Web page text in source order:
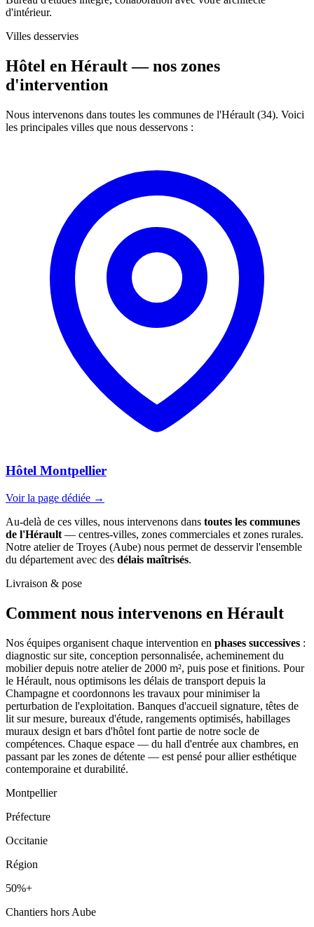
d'intérieur.
Villes desservies
Hôtel en Hérault —nos zones
d'intervention
Nous intervenons dans toutes les communes de l'Hérault (34). Voici
les principales villes que nous desservons :
Hôtel Montpellier
Voir la page dédiée →
Au-delà de ces villes, nous intervenons dans toutes les communes
de l'Hérault — centres-villes, zones commerciales et zones rurales.
Notre atelier de Troyes (Aube) nous permet de desservir l'ensemble
du département avec des délais maîtrisés.
Livraison & pose
Comment nous intervenons en Hérault
Nos équipes organisent chaque intervention en phases successives :
diagnostic sur site, conception personnalisée, acheminement du
mobilier depuis notre atelier de 2000 m², puis pose et finitions. Pour
le Hérault, nous optimisons les délais de transport depuis la
Champagne et coordonnons les travaux pour minimiser la
perturbation de l'exploitation. Banques d'accueil signature, têtes de
lit sur mesure, bureaux d'étude, rangements optimisés, habillages
muraux design et bars d'hôtel font partie de notre socle de
compétences. Chaque espace — du hall d'entrée aux chambres, en
passant par les zones de détente — est pensé pour allier esthétique
contemporaine et durabilité.
Montpellier
Préfecture
Occitanie
Région
50%+
Chantiers hors Aube